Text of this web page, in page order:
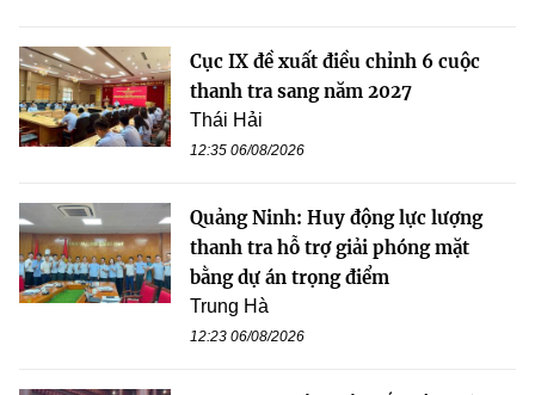
Cục IX đề xuất điều chỉnh 6 cuộc
thanh tra sang năm 2027
Thái Hải
12:35 06/08/2026
Quảng Ninh: Huy động lực lượng
thanh tra hỗ trợ giải phóng mặt
bằng dự án trọng điểm
Trung Hà
12:23 06/08/2026